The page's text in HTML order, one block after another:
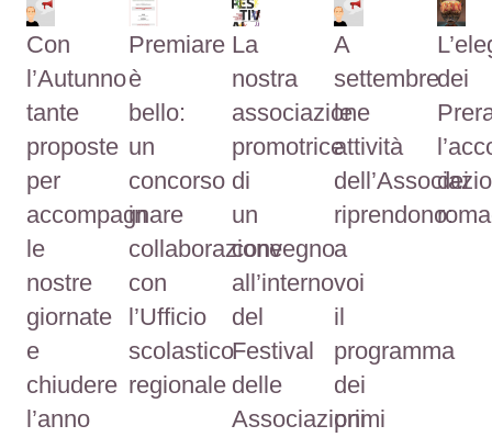
Con
l’Autunno
tante
proposte
per
accompagnare
le
nostre
giornate
e
chiudere
l’anno
Premiare
è
bello:
un
concorso
in
collaborazione
con
l’Ufficio
scolastico
regionale
La
nostra
associazione
promotrice
di
un
convegno
all’interno
del
Festival
delle
Associazioni
A
settembre
le
attività
riprendono:
a
voi
il
programma
dei
primi
dei
dei